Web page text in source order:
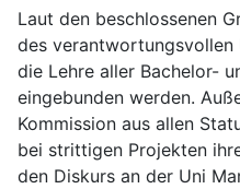
Laut den beschlossenen
des verantwortungsvollen
die Lehre aller Bachelor-
eingebunden werden.
Kommission aus allen
bei strittigen Projekten
den Diskurs an der Uni